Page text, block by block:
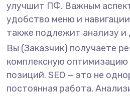
улучшит ПФ. Важным
удобство меню и
также подлежит анализу и
Вы (Заказчик) получаете
комплексную оптимизацию
позиций. SEO — это не
постоянная работа.